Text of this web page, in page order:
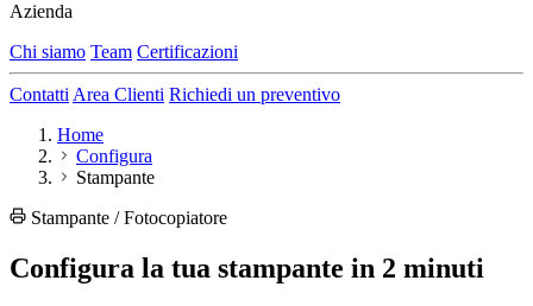
Azienda
Chi siamo Team Certificazioni
Contatti Area Clienti Richiedi un preventivo
Home
Configura
Stampante
Stampante / Fotocopiatore
Configura la tua stampante in 2 minuti